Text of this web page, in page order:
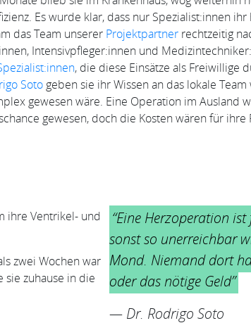
Es wurde klar, dass nur Spezialist:innen
das Team unserer Projektpartner rechtzeitig
Intensivpfleger:innen und
, die diese Einsätze als Freiwillige
Soto geben sie ihr Wissen an das lokale
gewesen wäre. Eine Operation im Ausland
gewesen, doch die Kosten wären für
ihre Ventrikel- und
zwei Wochen war
sie zuhause in die
“Eine Herzoperation
sonst so unerreichbar
Mond. Niemand dort
oder das nötige Geld”
— Dr. Rodrigo Soto